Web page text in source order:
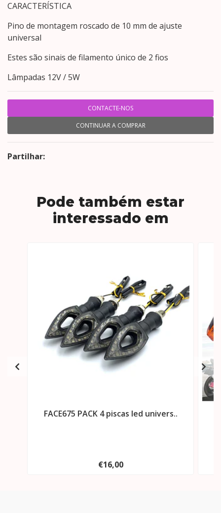
CARACTERÍSTICA
Pino de montagem roscado de 10 mm de ajuste
universal
Estes são sinais de filamento único de 2 fios
Lâmpadas 12V / 5W
CONTACTE-NOS
CONTINUAR A COMPRAR
Partilhar:
Pode também estar
interessado em
FACE675 PACK 4 piscas led univers..
€16,00